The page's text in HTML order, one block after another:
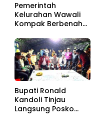
Pemerintah
Kelurahan Wawali
Kompak Berbenah
Bupati Ronald
Kandoli Tinjau
Langsung Posko